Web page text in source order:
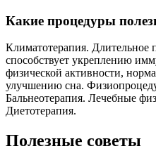
Какие процедуры
Климатотерапия. Длительное
способствует укреплению
физической активности,
улучшению сна.
Бальнеотерапия. Лечебные
Диетотерапия.
Полезные советы